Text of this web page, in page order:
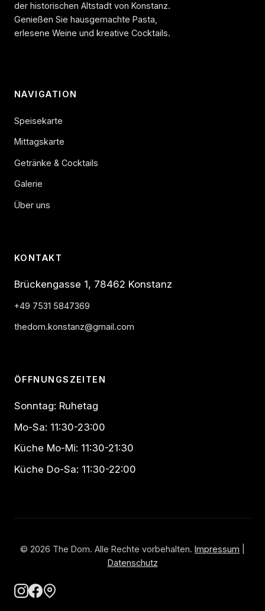
der historischen Altstadt von Konstanz.
Genießen Sie hausgemachte Pasta,
erlesene Weine und kreative Cocktails.
NAVIGATION
Speisekarte
Mittagskarte
Getränke & Cocktails
Galerie
Über uns
KONTAKT
Brückengasse 1, 78462 Konstanz
+49 7531 5847369
thedom.konstanz@gmail.com
ÖFFNUNGSZEITEN
Sonntag: Ruhetag
Mo-Sa: 11:30-23:00
Küche Mo-Mi: 11:30-21:30
Küche Do-Sa: 11:30-22:00
© 2026 The Dom. Alle Rechte vorbehalten. Impressum
Datenschutz